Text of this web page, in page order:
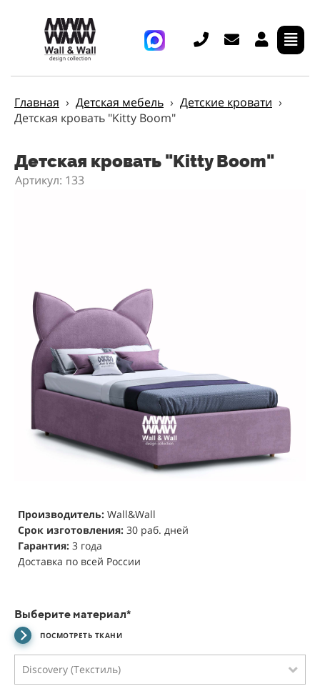
Главная › Детская мебель › Детские кровати ›
Детская кровать "Kitty Boom"
Детская кровать "Kitty Boom"
Артикул: 133
Производитель: Wall&Wall
Срок изготовления: 30 раб. дней
Гарантия: 3 года
Доставка по всей России
Выберите материал*
ПОСМОТРЕТЬ ТКАНИ
Discovery (Текстиль)